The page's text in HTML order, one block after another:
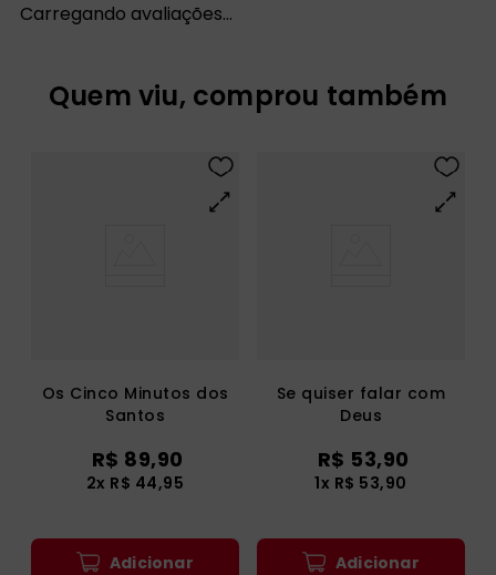
Carregando avaliações…
Quem viu, comprou também
Os Cinco Minutos dos
Santos
R$ 89,90
2x R$ 44,95
Adicionar
Se quiser falar com
Deus
R$ 53,90
1x R$ 53,90
Adicionar